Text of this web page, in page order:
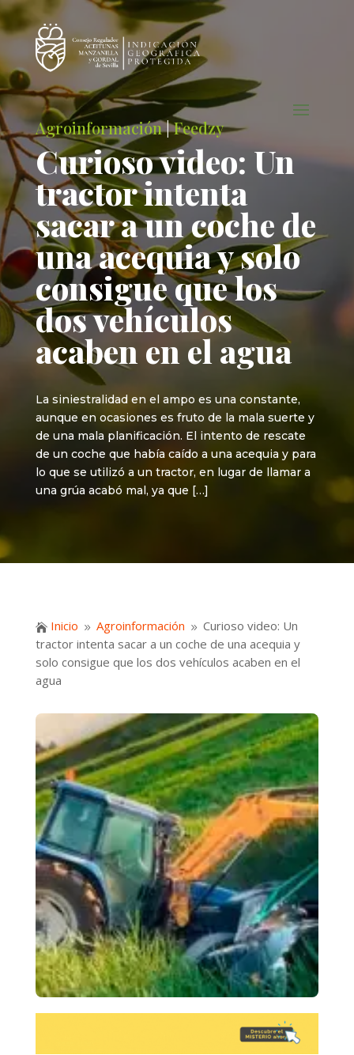
Agroinformación|Feedzy
Curioso video: Un
tractor intenta
sacar a un coche de
una acequia y solo
consigue que los
dos vehículos
acaben en el agua
La siniestralidad en el ampo es una constante,
aunque en ocasiones es fruto de la mala suerte y
de una mala planificación. El intento de rescate
de un coche que había caído a una acequia y para
lo que se utilizó a un tractor, en lugar de llamar a
una grúa acabó mal, ya que […]
 Inicio 9 Agroinformación 9 Curioso video: Un
tractor intenta sacar a un coche de una acequia y
solo consigue que los dos vehículos acaben en el
agua